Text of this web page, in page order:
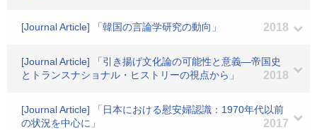
[Journal Article] 「韓国の言論学研究の動向」 2018
[Journal Article] 「引き揚げ文化論の可能性と意義―帝国史
とトランスナショナル・ヒストリーの視点から」
2018
[Journal Article] 「日本における慰安婦認識：1970年代以前
の状況を中心に」
2017